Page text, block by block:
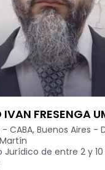
FRESENGA
CABA, Buenos Aires -
Jurídico de entre 2 y